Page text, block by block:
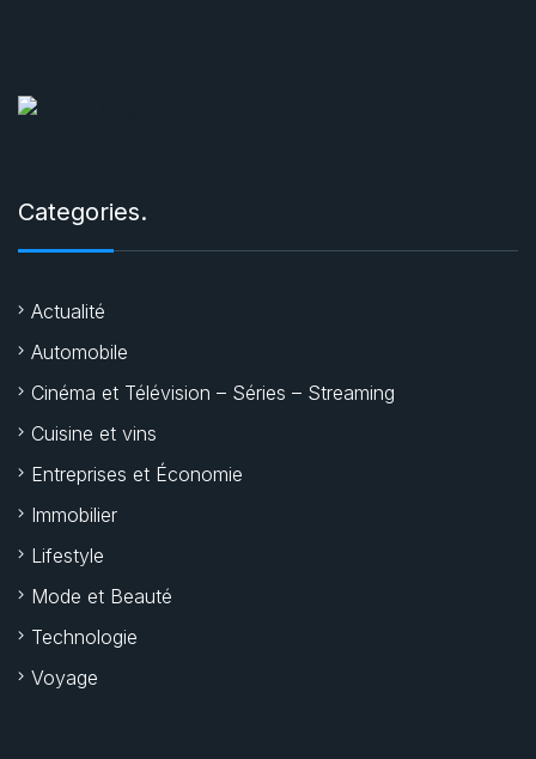
Categories.
Actualité
Automobile
Cinéma et Télévision – Séries – Streaming
Cuisine et vins
Entreprises et Économie
Immobilier
Lifestyle
Mode et Beauté
Technologie
Voyage